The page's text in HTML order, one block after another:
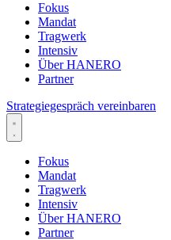
Fokus
Mandat
Tragwerk
Intensiv
Über HANERO
Partner
Strategiegespräch vereinbaren
Fokus
Mandat
Tragwerk
Intensiv
Über HANERO
Partner